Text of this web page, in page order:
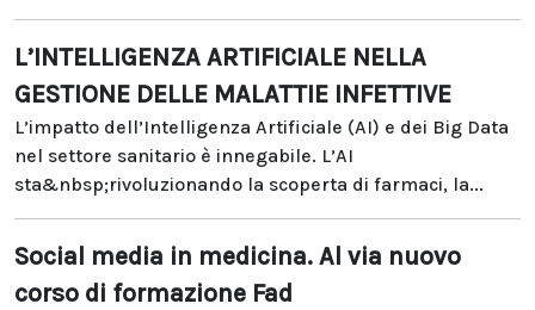
L’INTELLIGENZA ARTIFICIALE NELLA
GESTIONE DELLE MALATTIE INFETTIVE
L’impatto dell’Intelligenza Artificiale (AI) e dei Big Data
nel settore sanitario è innegabile. L’AI
sta&nbsp;rivoluzionando la scoperta di farmaci, la...
Social media in medicina. Al via nuovo
corso di formazione Fad